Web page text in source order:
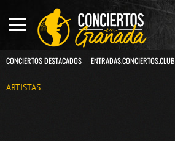
CONCIERTOS DESTACADOS ENTRADAS.CONCIERTOS.CLUB
ARTISTAS